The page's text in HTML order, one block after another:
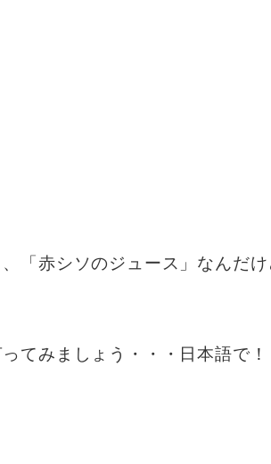
「赤シソのジュース」なんだ
てみましょう・・・日本語で！